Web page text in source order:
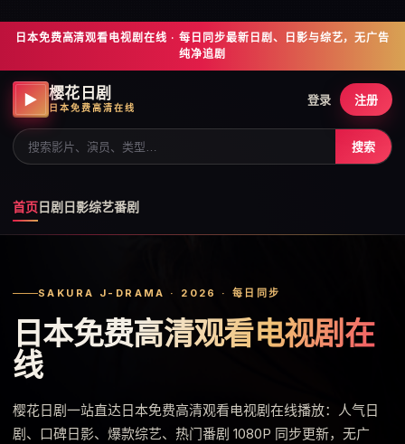
日本免费高清观看电视剧在线 · 每日同步最新日剧、日影与综艺，无广告
纯净追剧
▶ 樱花日剧
日本免费高清在线
首页日剧 日影综艺番剧
搜索
登录 注册
SAKURA J-DRAMA · 2026 · 每日同步
日本免费高清观看电视剧在
线
樱花日剧一站直达日本免费高清观看电视剧在线播放：人气日
剧、口碑日影、爆款综艺、热门番剧 1080P 同步更新，无广